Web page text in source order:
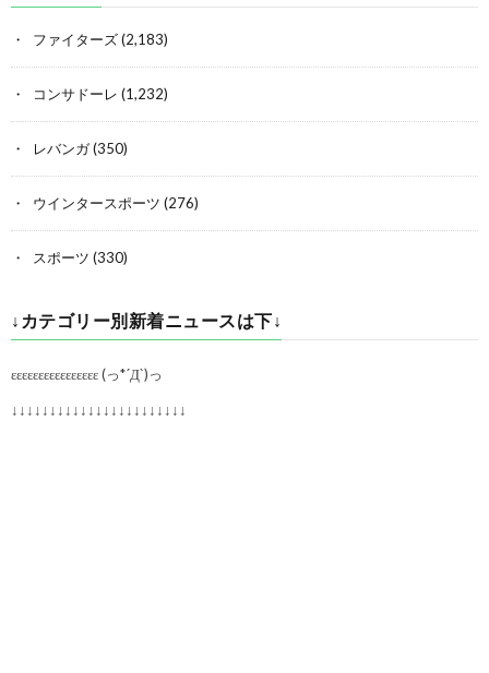
ファイターズ(2,183)
コンサドーレ (1,232)
レバンガ(350)
ウインタースポーツ (276)
スポーツ (330)
↓カテゴリー別新着ニュースは下↓
εεεεεεεεεεεεεεεε (っ*´Д`)っ
↓↓↓↓↓↓↓↓↓↓↓↓↓↓↓↓↓↓↓↓↓↓↓